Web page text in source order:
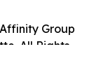
Group
All Rights